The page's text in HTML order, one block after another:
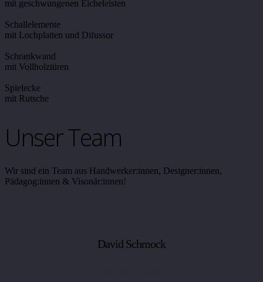
mit geschwungenen Eicheleisten
Schallelemente
mit Lochplatten und Difussor
Schrankwand
mit Vollholztüren
Spielecke
mit Rutsche
Unser Team
Wir sind ein Team aus Handwerker:innen, Designer:innen,
Pädagog:innen & Visonär:innen!
David Schmock